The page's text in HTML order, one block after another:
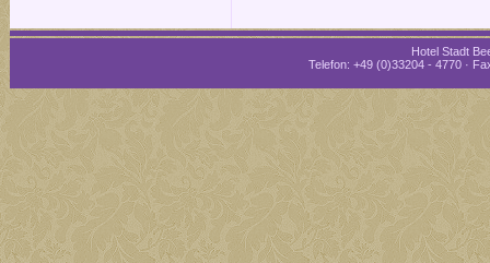
Hotel Stadt
Telefon: +49 (0)33204 - 4770 ·